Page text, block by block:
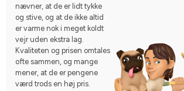
nævner, at de er lidt tykke
og stive, og at de ikke altid
er varme nok i meget koldt
vejr uden ekstra lag.
Kvaliteten og prisen omtales
ofte sammen, og mange
mener, at de er pengene
værd trods en høj pris.